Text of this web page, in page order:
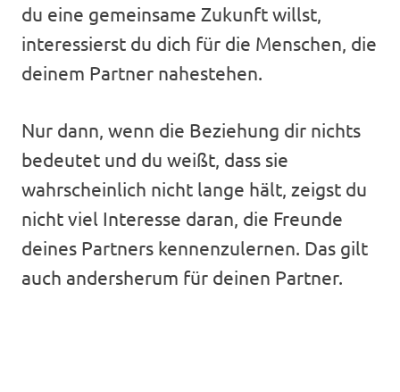
du eine gemeinsame Zukunft willst,
interessierst du dich für die Menschen, die
deinem Partner nahestehen.
Nur dann, wenn die Beziehung dir nichts
bedeutet und du weißt, dass sie
wahrscheinlich nicht lange hält, zeigst du
nicht viel Interesse daran, die Freunde
deines Partners kennenzulernen. Das gilt
auch andersherum für deinen Partner.